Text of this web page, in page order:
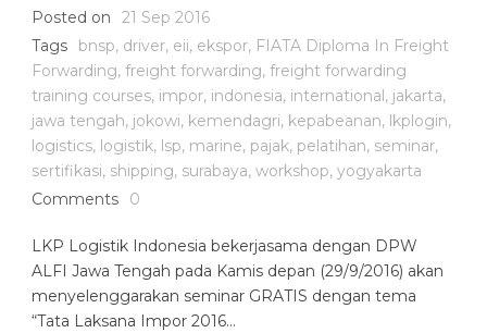
Posted on
21 Sep 2016
Tags
bnsp, driver, eii, ekspor, FIATA Diploma In Freight
Forwarding, freight forwarding, freight forwarding
training courses, impor, indonesia, international , jakarta,
jawa tengah, jokowi, kemendagri, kepabeanan, lkplogin,
logistics, logistik, lsp, marine, pajak, pelatihan, seminar,
sertifikasi, shipping, surabaya, workshop, yogyakarta
Comments
0
LKP Logistik Indonesia bekerjasama dengan DPW
ALFI Jawa Tengah pada Kamis depan (29/9/2016) akan
menyelenggarakan seminar GRATIS dengan tema
“Tata Laksana Impor 2016...